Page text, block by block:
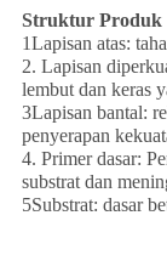
Struktur Produk
1Lapisan atas:
2. Lapisan
lembut dan keras
3Lapisan bantal:
penyerapan
4. Primer dasar:
substrat dan
5Substrat: dasar